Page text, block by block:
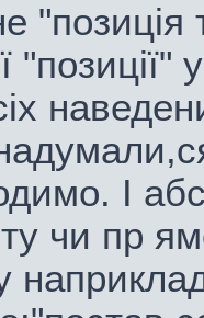
"позиція
І
чи пр